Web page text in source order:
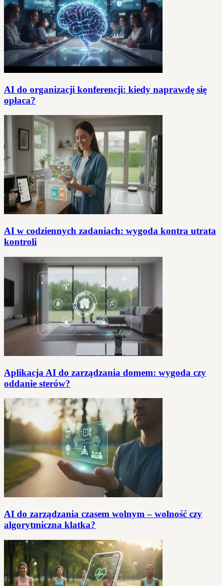
AI do organizacji konferencji: kiedy naprawdę się
opłaca?
AI w codziennych zadaniach: wygoda kontra utrata
kontroli
Aplikacja AI do zarządzania domem: wygoda czy
oddanie sterów?
AI do zarządzania czasem wolnym – wolność czy
algorytmiczna klatka?